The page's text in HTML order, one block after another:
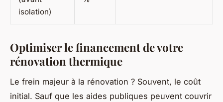
isolation)
Optimiser le financement de votre
rénovation thermique
Le frein majeur à la rénovation ? Souvent, le coût
initial. Sauf que les aides publiques peuvent couvrir